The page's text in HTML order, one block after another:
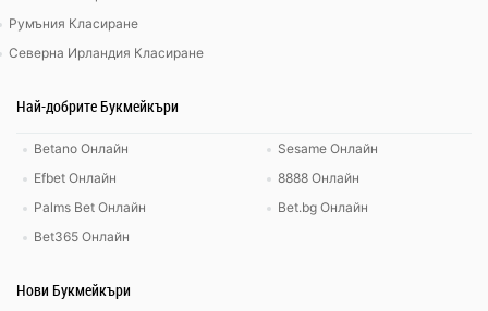
Румъния Класиране
Северна Ирландия Класиране
Най-добрите Букмейкъри
Betano Онлайн
Efbet Онлайн
Palms Bet Онлайн
Bet365 Онлайн
Sesame Онлайн
8888 Онлайн
Bet.bg Онлайн
Нови Букмейкъри